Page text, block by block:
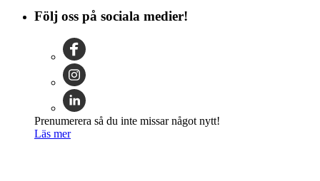
Följ oss på sociala medier!
Prenumerera så du inte missar något nytt!
Läs mer